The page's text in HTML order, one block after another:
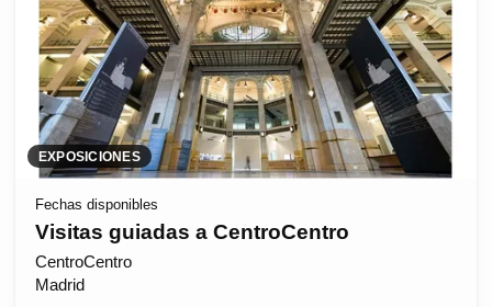
EXPOSICIONES
Fechas disponibles
Visitas guiadas a CentroCentro
CentroCentro
Madrid